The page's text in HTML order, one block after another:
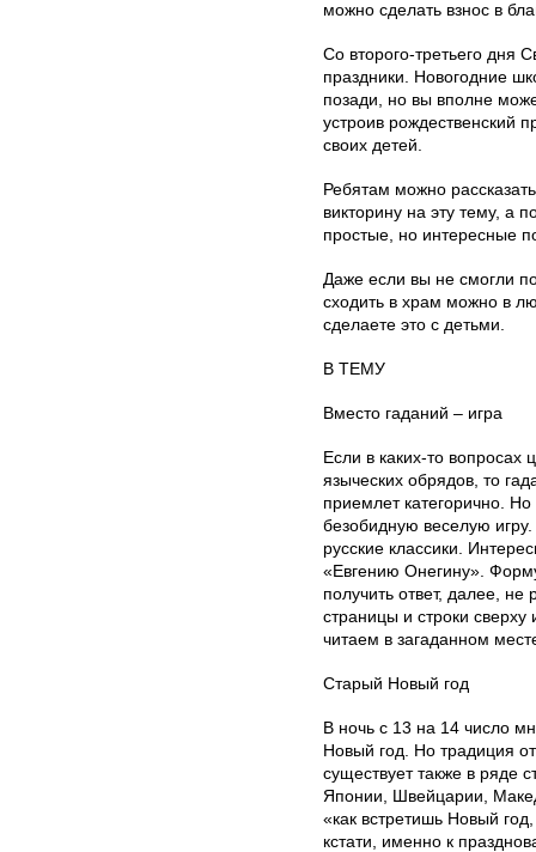
можно сделать взнос в
Со второго-третьего дня
праздники. Новогодние
позади, но вы вполне
устроив рождественский
своих детей.
Ребятам можно
викторину на эту тему, а
простые, но интересные
Даже если вы не смогли
сходить в храм можно в
сделаете это с детьми.
В ТЕМУ
Вместо гаданий – игра
Если в каких-то вопросах
языческих обрядов, то
приемлет категорично.
безобидную веселую
русские классики.
«Евгению Онегину».
получить ответ, далее,
страницы и строки сверху
читаем в загаданном
Старый Новый год
В ночь с 13 на 14 число
Новый год. Но традиция
существует также в ряде
Японии, Швейцарии,
«как встретишь Новый
кстати, именно к